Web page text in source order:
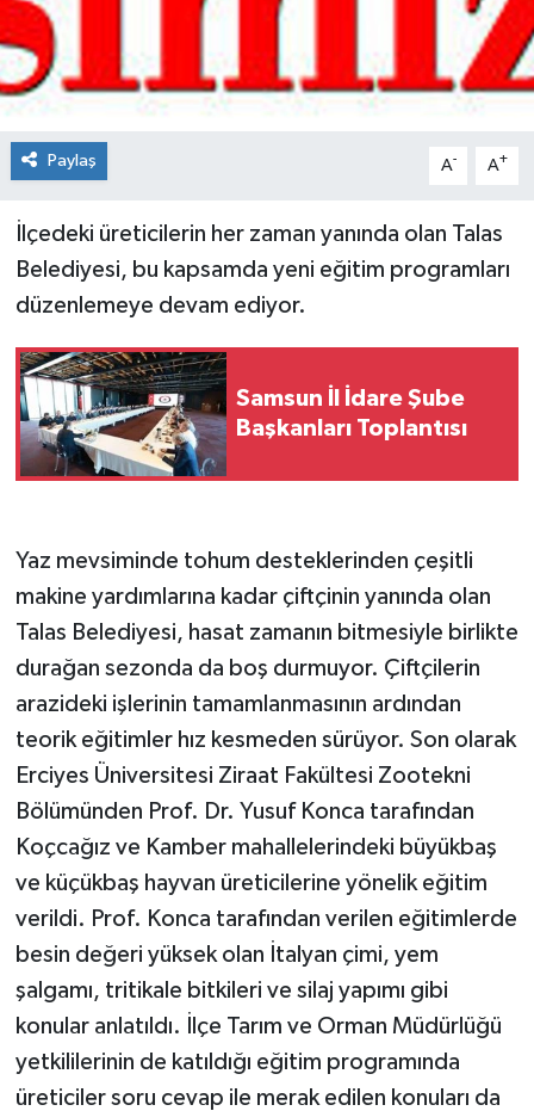
Paylaş A- A+
İlçedeki üreticilerin her zaman yanında olan Talas
Belediyesi, bu kapsamda yeni eğitim programları
düzenlemeye devam ediyor.
Samsun İl İdare Şube
Başkanları Toplantısı
Yaz mevsiminde tohum desteklerinden çeşitli
makine yardımlarına kadar çiftçinin yanında olan
Talas Belediyesi, hasat zamanın bitmesiyle birlikte
durağan sezonda da boş durmuyor. Çiftçilerin
arazideki işlerinin tamamlanmasının ardından
teorik eğitimler hız kesmeden sürüyor. Son olarak
Erciyes Üniversitesi Ziraat Fakültesi Zootekni
Bölümünden Prof. Dr. Yusuf Konca tarafından
Koçcağız ve Kamber mahallelerindeki büyükbaş
ve küçükbaş hayvan üreticilerine yönelik eğitim
verildi. Prof. Konca tarafından verilen eğitimlerde
besin değeri yüksek olan İtalyan çimi, yem
şalgamı, tritikale bitkileri ve silaj yapımı gibi
konular anlatıldı. İlçe Tarım ve Orman Müdürlüğü
yetkililerinin de katıldığı eğitim programında
üreticiler soru cevap ile merak edilen konuları da
Spor
Tokat Haberleri
Yaşam